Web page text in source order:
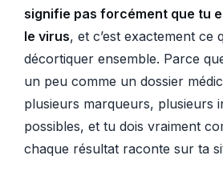
signifie pas forcément que tu
le virus, et c’est exactement ce
décortiquer ensemble. Parce
un peu comme un dossier
plusieurs marqueurs, plusieurs
possibles, et tu dois vraiment
chaque résultat raconte sur ta